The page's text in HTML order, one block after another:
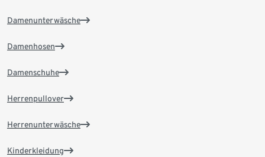
Damenunterwäsche
Damenhosen
Damenschuhe
Herrenpullover
Herrenunterwäsche
Kinderkleidung